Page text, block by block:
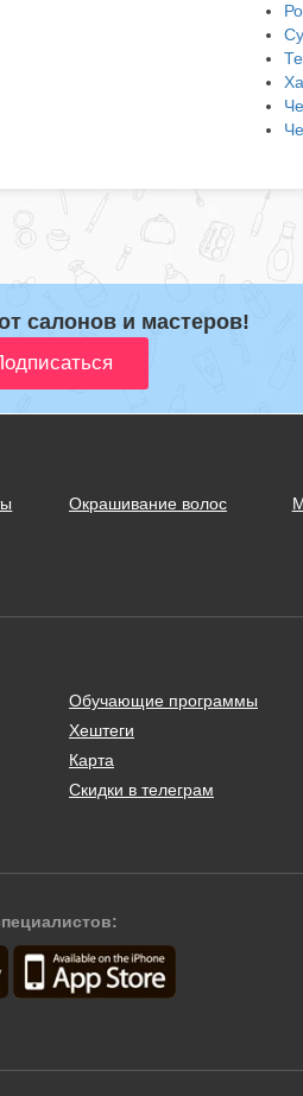
салонов и мастеров!
Окрашивание волос
Обучающие программы
Хештеги
Карта
Скидки в телеграм